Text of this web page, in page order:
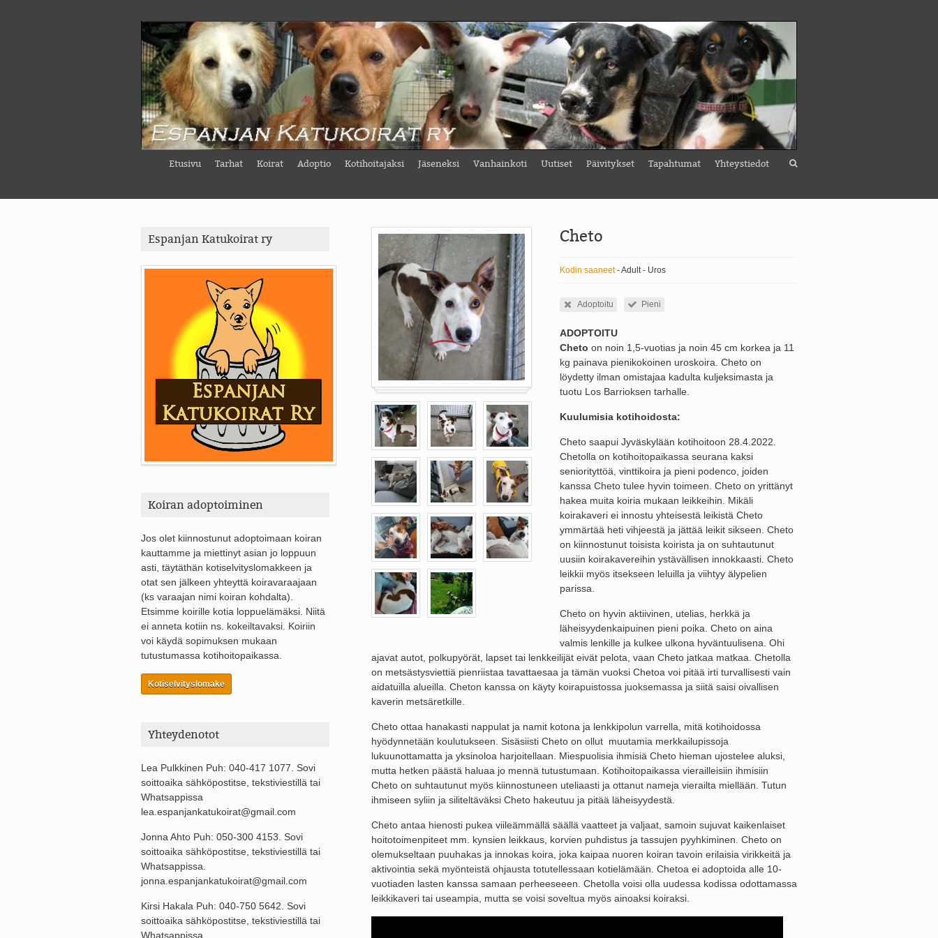
Etusivu Tarhat Koirat Adoptio Kotihoitajaksi Jäseneksi Vanhainkoti Uutiset Päivitykset Tapahtumat Yhteystiedot
Cheto
Kodin saaneet- Adult - Uros
Adoptoitu Pieni
ADOPTOITU
Cheto on noin 1,5-vuotias ja noin 45 cm korkea ja 11
kg painava pienikokoinen uroskoira. Cheto on
löydetty ilman omistajaa kadulta kuljeksimasta ja
tuotu Los Barrioksen tarhalle.
Kuulumisia kotihoidosta:
Cheto saapui Jyväskylään kotihoitoon 28.4.2022.
Chetolla on kotihoitopaikassa seurana kaksi
seniorityttöä, vinttikoira ja pieni podenco, joiden
kanssa Cheto tulee hyvin toimeen. Cheto on yrittänyt
hakea muita koiria mukaan leikkeihin. Mikäli
koirakaveri ei innostu yhteisestä leikistä Cheto
ymmärtää heti vihjeestä ja jättää leikit sikseen. Cheto
on kiinnostunut toisista koirista ja on suhtautunut
uusiin koirakavereihin ystävällisen innokkaasti. Cheto
leikkii myös itsekseen leluilla ja viihtyy älypelien
parissa.
Cheto on hyvin aktiivinen, utelias, herkkä ja
läheisyydenkaipuinen pieni poika. Cheto on aina
valmis lenkille ja kulkee ulkona hyväntuulisena. Ohi
ajavat autot, polkupyörät, lapset tai lenkkeilijät eivät pelota, vaan Cheto jatkaa matkaa. Chetolla
on metsästysviettiä pienriistaa tavattaesaa ja tämän vuoksi Chetoa voi pitää irti turvallisesti vain
aidatuilla alueilla. Cheton kanssa on käyty koirapuistossa juoksemassa ja siitä saisi oivallisen
kaverin metsäretkille.
Cheto ottaa hanakasti nappulat ja namit kotona ja lenkkipolun varrella, mitä kotihoidossa
hyödynnetään koulutukseen. Sisäsiisti Cheto on ollut muutamia merkkailupissoja
lukuunottamatta ja yksinoloa harjoitellaan. Miespuolisia ihmisiä Cheto hieman ujostelee aluksi,
mutta hetken päästä haluaa jo mennä tutustumaan. Kotihoitopaikassa vierailleisiin ihmisiin
Cheto on suhtautunut myös kiinnostuneen uteliaasti ja ottanut nameja vierailta miellään. Tutun
ihmiseen syliin ja siliteltäväksi Cheto hakeutuu ja pitää läheisyydestä.
Cheto antaa hienosti pukea viileämmällä säällä vaatteet ja valjaat, samoin sujuvat kaikenlaiset
hoitotoimenpiteet mm. kynsien leikkaus, korvien puhdistus ja tassujen pyyhkiminen. Cheto on
olemukseltaan puuhakas ja innokas koira, joka kaipaa nuoren koiran tavoin erilaisia virikkeitä ja
aktivointia sekä myönteistä ohjausta totutellessaan kotielämään. Chetoa ei adoptoida alle 10-
vuotiaden lasten kanssa samaan perheeseeen. Chetolla voisi olla uudessa kodissa odottamassa
leikkikaveri tai useampia, mutta se voisi soveltua myös ainoaksi koiraksi.
Espanjan Katukoirat ry
Koiran adoptoiminen
Jos olet kiinnostunut adoptoimaan koiran
kauttamme ja miettinyt asian jo loppuun
asti, täytäthän kotiselvityslomakkeen ja
otat sen jälkeen yhteyttä koiravaraajaan
(ks varaajan nimi koiran kohdalta).
Etsimme koirille kotia loppuelämäksi. Niitä
ei anneta kotiin ns. kokeiltavaksi. Koiriin
voi käydä sopimuksen mukaan
tutustumassa kotihoitopaikassa.
Kotiselvityslomake
Yhteydenotot
Lea Pulkkinen Puh: 040-417 1077. Sovi
soittoaika sähköpostitse, tekstiviestillä tai
Whatsappissa
lea.espanjankatukoirat@gmail.com
Jonna Ahto Puh: 050-300 4153. Sovi
soittoaika sähköpostitse, tekstiviestillä tai
Whatsappissa.
jonna.espanjankatukoirat@gmail.com
Kirsi Hakala Puh: 040-750 5642. Sovi
soittoaika sähköpostitse, tekstiviestillä tai
Whatsappissa.